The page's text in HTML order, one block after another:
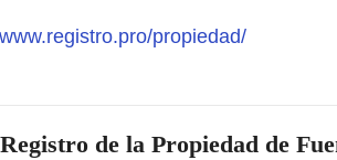
www.registro.pro/propiedad/
Registro de la Propiedad de